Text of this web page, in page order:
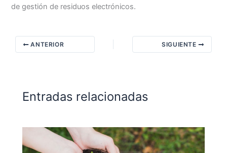
de gestión de residuos electrónicos.
ANTERIOR SIGUIENTE
Entradas relacionadas